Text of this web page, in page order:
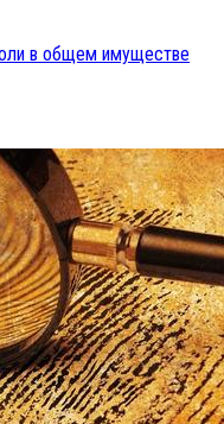
в общем имуществе